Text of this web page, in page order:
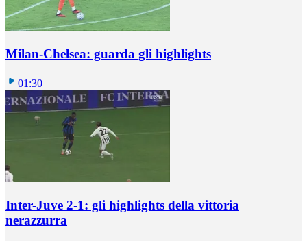
Milan-Chelsea: guarda gli highlights
01:30
Inter-Juve 2-1: gli highlights della vittoria
nerazzurra